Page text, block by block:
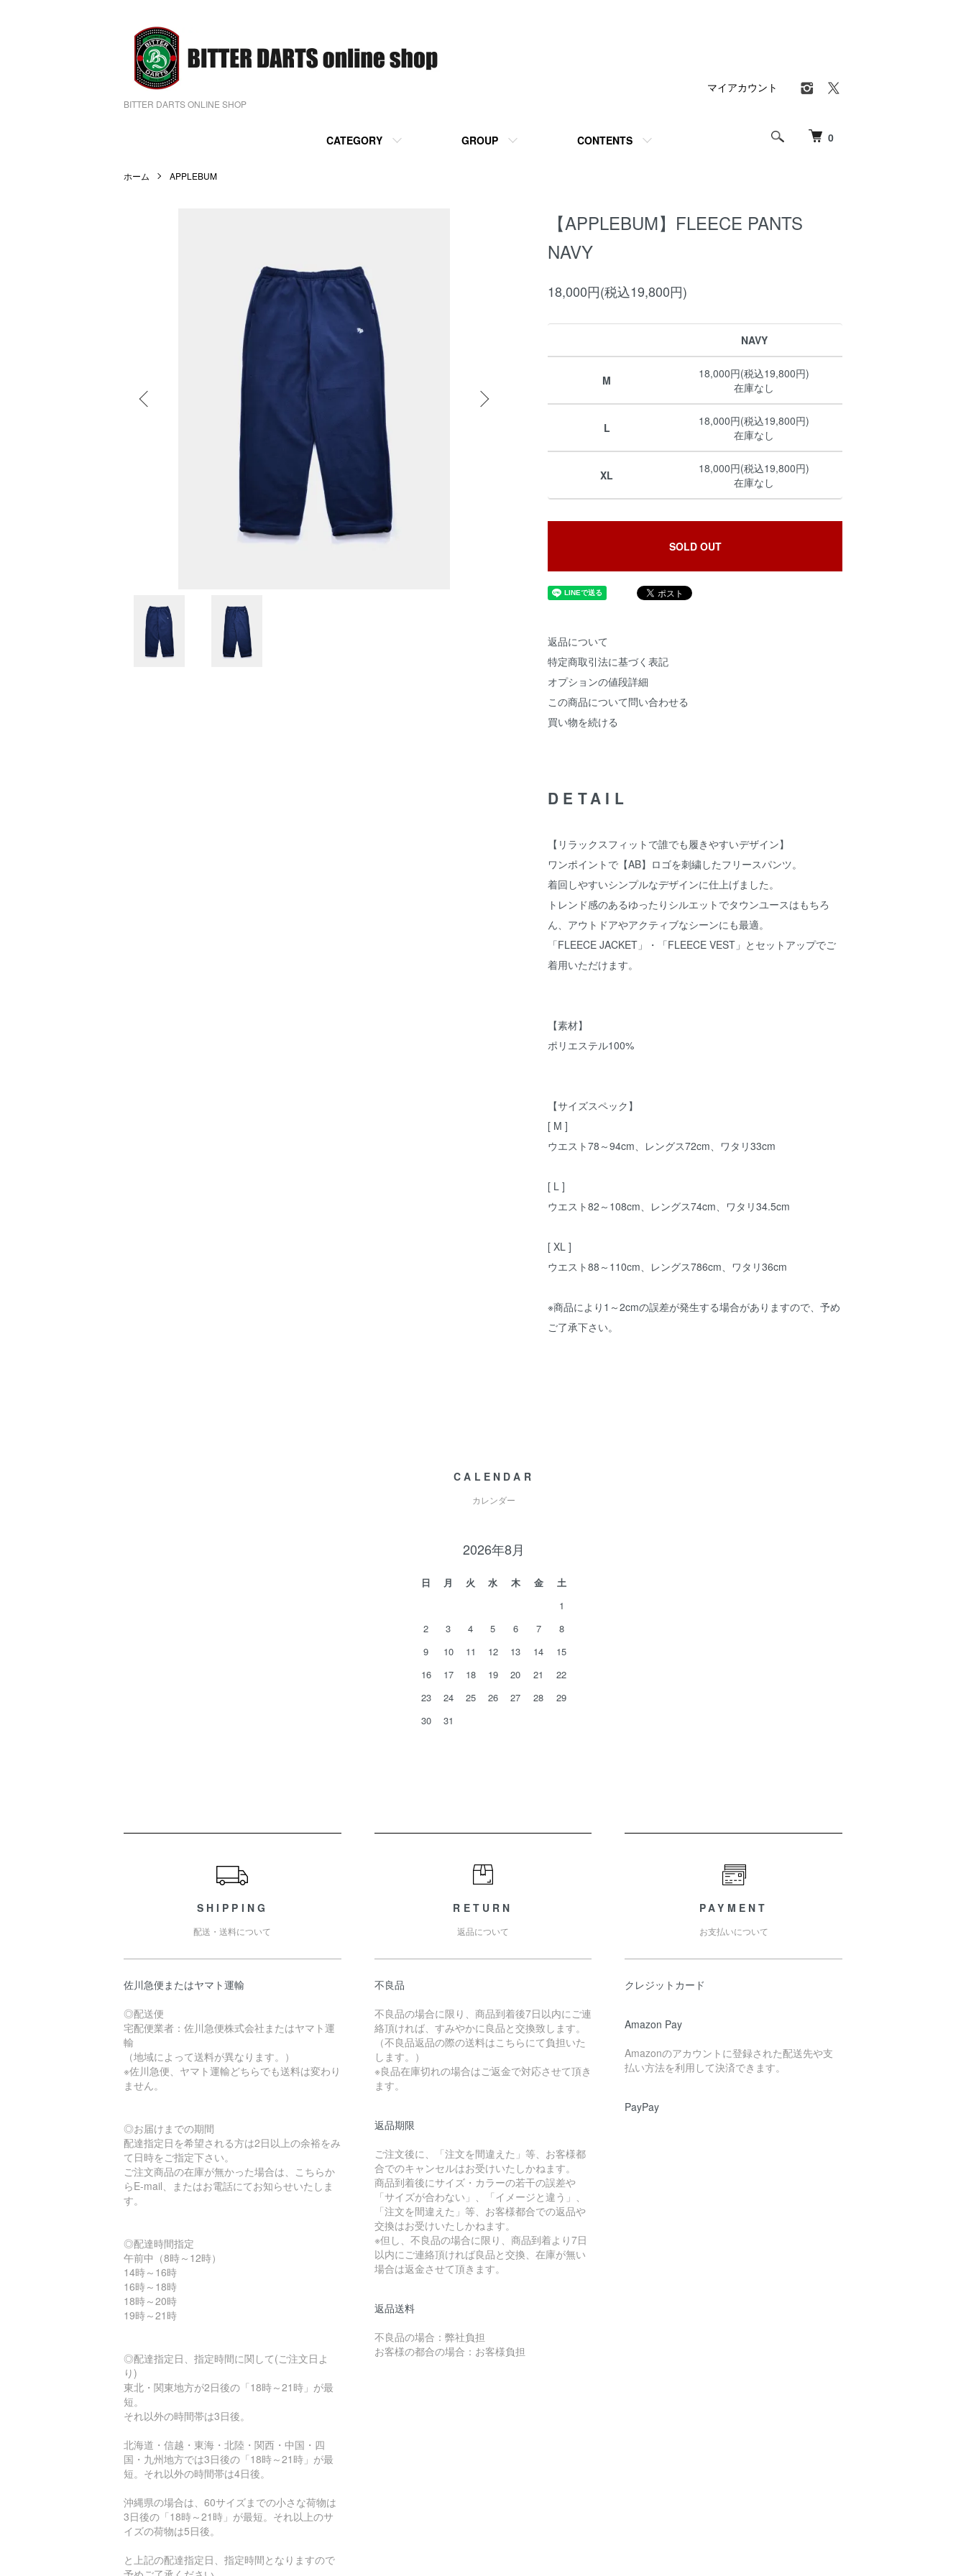
BITTER DARTS ONLINE SHOP
0
CATEGORY GROUP CONTENTS
マイアカウント
ホーム APPLEBUM
【APPLEBUM】FLEECE PANTS
NAVY
18,000円(税込19,800円)
NAVY
M
18,000円(税込19,800円)
在庫なし
L
18,000円(税込19,800円)
在庫なし
XL
18,000円(税込19,800円)
在庫なし
SOLD OUT
返品について
特定商取引法に基づく表記
オプションの値段詳細
この商品について問い合わせる
買い物を続ける
DETAIL
【リラックスフィットで誰でも履きやすいデザイン】
ワンポイントで【AB】ロゴを刺繍したフリースパンツ。
着回しやすいシンプルなデザインに仕上げました。
トレンド感のあるゆったりシルエットでタウンユースはもちろ
ん、アウトドアやアクティブなシーンにも最適。
「FLEECE JACKET」・「FLEECE VEST」とセットアップでご
着用いただけます。
【素材】
ポリエステル100%
【サイズスペック】
[ M ]
ウエスト78～94cm、レングス72cm、ワタリ33cm
[ L ]
ウエスト82～108cm、レングス74cm、ワタリ34.5cm
[ XL ]
ウエスト88～110cm、レングス786cm、ワタリ36cm
※商品により1～2cmの誤差が発生する場合がありますので、予め
ご了承下さい。
CALENDAR
カレンダー
2026年8月
日 月 火 水 木 金
土
1
2
3 4 5 6 7
8
9
10 11 12 13 14
15
16
17 18 19 20 21
22
23
24 25 26 27 28
29
30
31
SHIPPING
配送・送料について
佐川急便またはヤマト運輸
◎配送便
宅配便業者：佐川急便株式会社またはヤマト運
輸
（地域によって送料が異なります。）
※佐川急便、ヤマト運輸どちらでも送料は変わり
ません。
◎お届けまでの期間
配達指定日を希望される方は2日以上の余裕をみ
て日時をご指定下さい。
ご注文商品の在庫が無かった場合は、こちらか
らE-mail、またはお電話にてお知らせいたしま
す。
◎配達時間指定
午前中（8時～12時）
14時～16時
16時～18時
18時～20時
19時～21時
◎配達指定日、指定時間に関して(ご注文日よ
り)
東北・関東地方が2日後の「18時～21時」が最
短。
それ以外の時間帯は3日後。
北海道・信越・東海・北陸・関西・中国・四
国・九州地方では3日後の「18時～21時」が最
短。それ以外の時間帯は4日後。
沖縄県の場合は、60サイズまでの小さな荷物は
3日後の「18時～21時」が最短。それ以上のサ
イズの荷物は5日後。
と上記の配達指定日、指定時間となりますので
RETURN
返品について
不良品
不良品の場合に限り、商品到着後7日以内にご連
絡頂ければ、すみやかに良品と交換致します。
（不良品返品の際の送料はこちらにて負担いた
します。）
※良品在庫切れの場合はご返金で対応させて頂き
ます。
返品期限
ご注文後に、「注文を間違えた」等、お客様都
合でのキャンセルはお受けいたしかねます。
商品到着後にサイズ・カラーの若干の誤差や
「サイズが合わない」、「イメージと違う」、
「注文を間違えた」等、お客様都合での返品や
交換はお受けいたしかねます。
※但し、不良品の場合に限り、商品到着より7日
以内にご連絡頂ければ良品と交換、在庫が無い
場合は返金させて頂きます。
返品送料
不良品の場合：弊社負担
お客様の都合の場合：お客様負担
PAYMENT
お支払いについて
クレジットカード
Amazon Pay
Amazonのアカウントに登録された配送先や支
払い方法を利用して決済できます。
PayPay